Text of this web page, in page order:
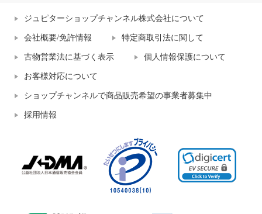
ジュピターショップチャンネル株式会社について
会社概要/免許情報 特定商取引法に関して
古物営業法に基づく表示 個人情報保護について
お客様対応について
ショップチャンネルで商品販売希望の事業者募集中
採用情報